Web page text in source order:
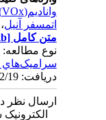
وانادیم(VOx)
اتمسفر آنیل،
متن کامل[PDF 1342 kb]
نوع مطالعه:
سراميک‌هاي
دریافت: 1393/12/19 | پذیرش: 1393/12/19
ارسال نظر
الکترونیک